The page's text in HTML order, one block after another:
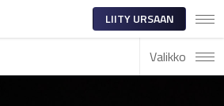
LIITY URSAAN
Valikko